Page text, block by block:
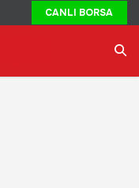
CANLI BORSA